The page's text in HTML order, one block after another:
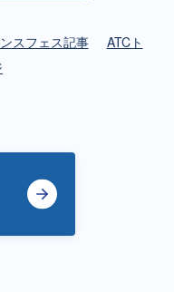
スフェス記事
ATCト